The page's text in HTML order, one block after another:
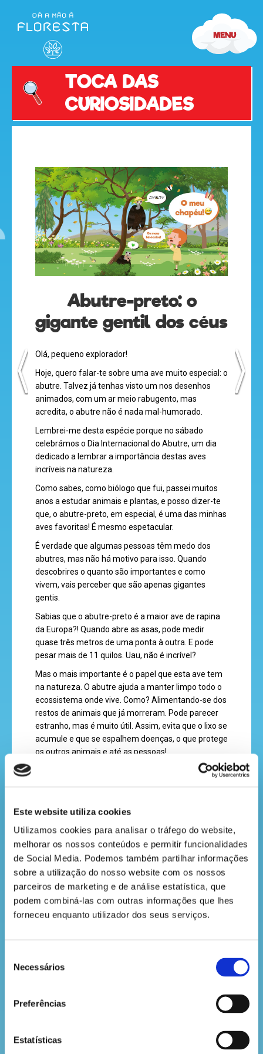
Este website utiliza cookies
Utilizamos cookies para analisar o tráfego do website,
melhorar os nossos conteúdos e permitir funcionalidades
de Social Media. Podemos também partilhar informações
sobre a utilização do nosso website com os nossos
parceiros de marketing e de análise estatística, que
podem combiná-las com outras informações que lhes
forneceu enquanto utilizador dos seus serviços.
Necessários
Preferências
Estatísticas
olá
desenhos
animados
mega
eventos
recebe
revista
hora
do
recreio
cantinho
do
TOCA DAS
CURIOSIDADES
Abutre-preto: o
gigante gentil dos céus
Olá, pequeno explorador!
Hoje, quero falar-te sobre uma ave muito especial: o
abutre. Talvez já tenhas visto um nos desenhos
animados, com um ar meio rabugento, mas
acredita, o abutre não é nada mal-humorado.
Lembrei-me desta espécie porque no sábado
celebrámos o Dia Internacional do Abutre, um dia
dedicado a lembrar a importância destas aves
incríveis na natureza.
Como sabes, como biólogo que fui, passei muitos
anos a estudar animais e plantas, e posso dizer-te
que, o abutre-preto, em especial, é uma das minhas
aves favoritas! É mesmo espetacular.
É verdade que algumas pessoas têm medo dos
abutres, mas não há motivo para isso. Quando
descobrires o quanto são importantes e como
vivem, vais perceber que são apenas gigantes
gentis.
Sabias que o abutre-preto é a maior ave de rapina
da Europa?! Quando abre as asas, pode medir
quase três metros de uma ponta à outra. E pode
pesar mais de 11 quilos. Uau, não é incrível?
Mas o mais importante é o papel que esta ave tem
na natureza. O abutre ajuda a manter limpo todo o
ecossistema onde vive. Como? Alimentando-se dos
restos de animais que já morreram. Pode parecer
estranho, mas é muito útil. Assim, evita que o lixo se
acumule e que se espalhem doenças, o que protege
os outros animais e até as pessoas!
Durante muitos anos, o abutre-preto, deixou de
Alguns casais corajosos fizeram os seus ninhos no
fronteira com Espanha.
Ainda existem poucos, cerca de 80 casais apenas,
por isso dizemos que esta espécie está em perigo
de extinção no nosso país. Para ajudar, é preciso
protege-los e garantir que têm um lugar seguro
onde viver.
E se achas que os abutres são perigosos... enganas-
restos de comida no chão. Nunca atacam animais
Por isso, se um dia vires um abutre a voar lá bem